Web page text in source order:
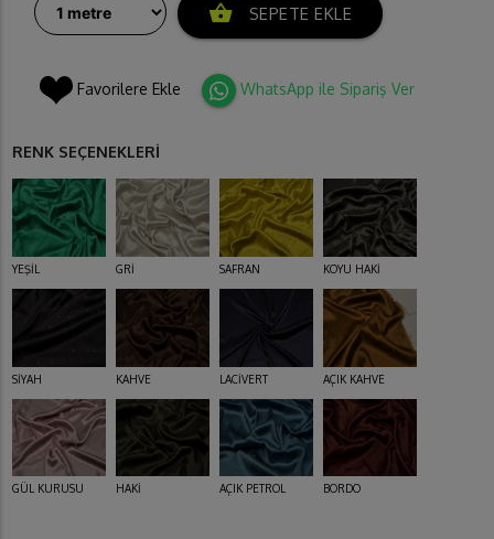
shopping_basket SEPETE EKLE
Favorilere Ekle WhatsApp ile Sipariş Ver
RENK SEÇENEKLERİ
YEŞİL GRİ SAFRAN KOYU HAKİ
SİYAH KAHVE LACİVERT AÇIK KAHVE
GÜL KURUSU HAKİ AÇIK PETROL BORDO